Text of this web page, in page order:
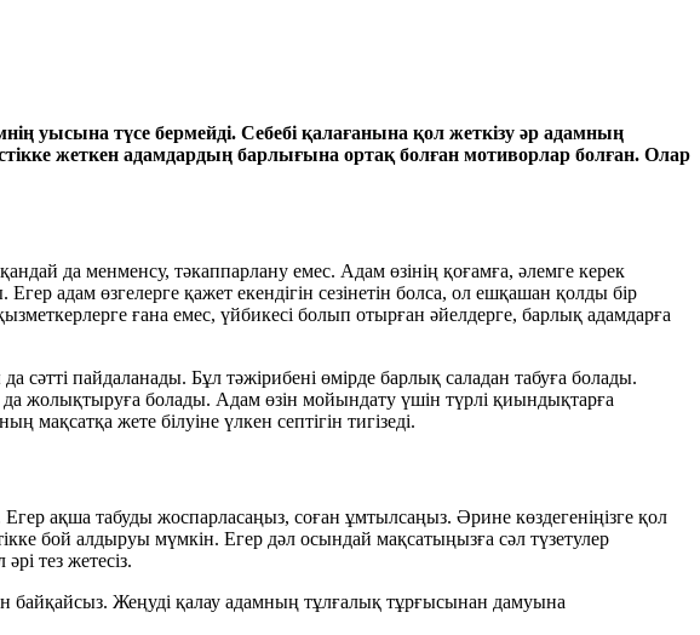
уысына түсе бермейді. Себебі қалағанына қол жеткізу әр адамның
жеткен адамдардың барлығына ортақ болған мотиворлар болған. Олар
да менменсу, тәкаппарлану емес. Адам өзінің қоғамға, әлемге керек
адам өзгелерге қажет екендігін сезінетін болса, ол ешқашан қолды бір
ғана емес, үйбикесі болып отырған әйелдерге, барлық адамдарға
пайдаланады. Бұл тәжірибені өмірде барлық саладан табуға болады.
да жолықтыруға болады. Адам өзін мойындату үшін түрлі қиындықтарға
жете білуіне үлкен септігін тигізеді.
ақша табуды жоспарласаңыз, соған ұмтылсаңыз. Әрине көздегеніңізге қол
бой алдыруы мүмкін. Егер дәл осындай мақсатыңызға сәл түзетулер
тез жетесіз.
Жеңуді қалау адамның тұлғалық тұрғысынан дамуына